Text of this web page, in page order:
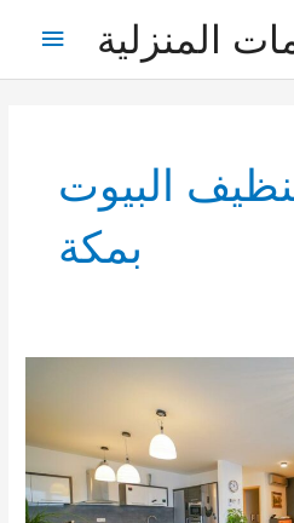
المنزلية
البيوت
بمكة